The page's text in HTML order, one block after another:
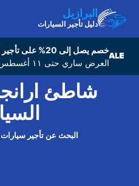
البرازيل
دليل تأجير السيارات
خصم يصل إلى 20% على تأجير السيارات في جميع أنحاء العالم
العرض ساري حتى ١١ أغسطس ٢٠٢٦ - استفد منه اليوم!
شاطئ
البحث عن تأجير